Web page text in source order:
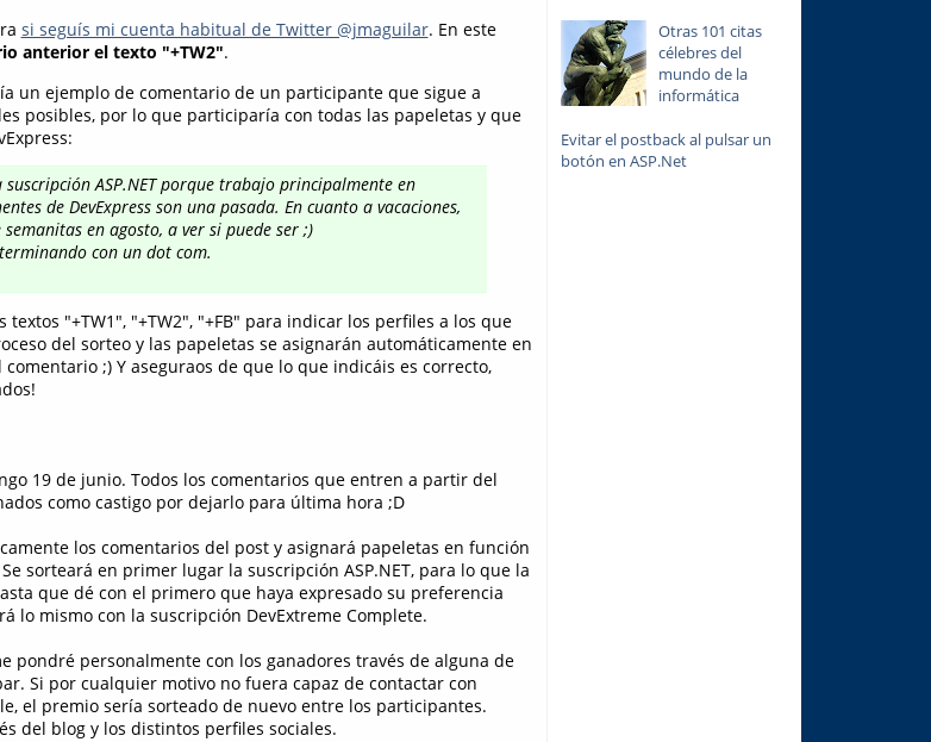
si seguís mi cuenta habitual de Twitter @jmaguilar. En este
anterior el texto "+TW2".
un ejemplo de comentario de un participante que sigue a
posibles, por lo que participaría con todas las papeletas y que
ASP.NET porque trabajo principalmente en
de DevExpress son una pasada. En cuanto a vacaciones,
en agosto, a ver si puede ser ;)
con un dot com.
"+TW1", "+TW2", "+FB" para indicar los perfiles a los que
del sorteo y las papeletas se asignarán automáticamente en
;) Y aseguraos de que lo que indicáis es correcto,
19 de junio. Todos los comentarios que entren a partir del
como castigo por dejarlo para última hora ;D
los comentarios del post y asignará papeletas en función
sorteará en primer lugar la suscripción ASP.NET, para lo que la
que dé con el primero que haya expresado su preferencia
lo mismo con la suscripción DevExtreme Complete.
pondré personalmente con los ganadores través de alguna de
Si por cualquier motivo no fuera capaz de contactar con
el premio sería sorteado de nuevo entre los participantes.
del blog y los distintos perfiles sociales.
Otras 101 citas
célebres del
mundo de la
informática
Evitar el postback al pulsar un
botón en ASP.Net